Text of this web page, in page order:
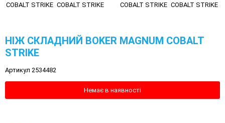
НІЖ СКЛАДНИЙ BOKER MAGNUM COBALT
STRIKE
Артикул 2534482
Немає в наявності